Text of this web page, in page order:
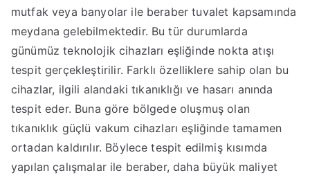
mutfak veya banyolar ile beraber tuvalet kapsamında
meydana gelebilmektedir. Bu tür durumlarda
günümüz teknolojik cihazları eşliğinde nokta atışı
tespit gerçekleştirilir. Farklı özelliklere sahip olan bu
cihazlar, ilgili alandaki tıkanıklığı ve hasarı anında
tespit eder. Buna göre bölgede oluşmuş olan
tıkanıklık güçlü vakum cihazları eşliğinde tamamen
ortadan kaldırılır. Böylece tespit edilmiş kısımda
yapılan çalışmalar ile beraber, daha büyük maliyet